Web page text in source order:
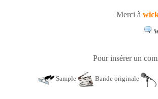
Merci à
Pour insérer un
Sample Bande originale